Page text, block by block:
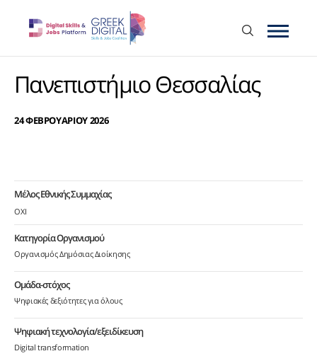
Πανεπιστήμιο Θεσσαλίας
24 ΦΕΒΡΟΥΑΡΙΟΥ 2026
Μέλος Εθνικής Συμμαχίας
ΟΧΙ
Κατηγορία Οργανισμού
Οργανισμός Δημόσιας Διοίκησης
Ομάδα-στόχος
Ψηφιακές δεξιότητες για όλους
Ψηφιακή τεχνολογία/εξειδίκευση
Digital transformation